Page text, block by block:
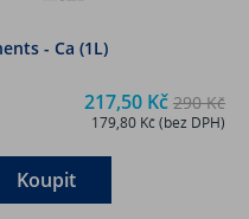
- Ca (1L)
217,50 Kč 290 Kč
179,80 Kč (bez DPH)
Koupit